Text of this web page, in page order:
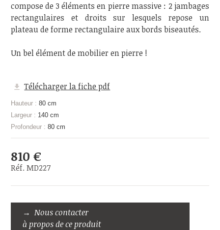
compose de 3 éléments en pierre massive : 2 jambages
rectangulaires et droits sur lesquels repose un
plateau de forme rectangulaire aux bords biseautés.
Un bel élément de mobilier en pierre !
Télécharger la fiche pdf
Hauteur : 80 cm
Largeur : 140 cm
Profondeur : 80 cm
810 €
Réf. MD227
Nous contacter
à propos de ce produit